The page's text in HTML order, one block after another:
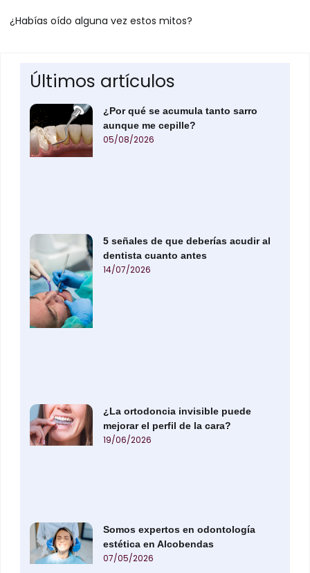
¿Habías oído alguna vez estos mitos?
Últimos artículos
¿Por qué se acumula tanto sarro
aunque me cepille?
05/08/2026
5 señales de que deberías acudir al
dentista cuanto antes
14/07/2026
¿La ortodoncia invisible puede
mejorar el perfil de la cara?
19/06/2026
Somos expertos en odontología
estética en Alcobendas
07/05/2026